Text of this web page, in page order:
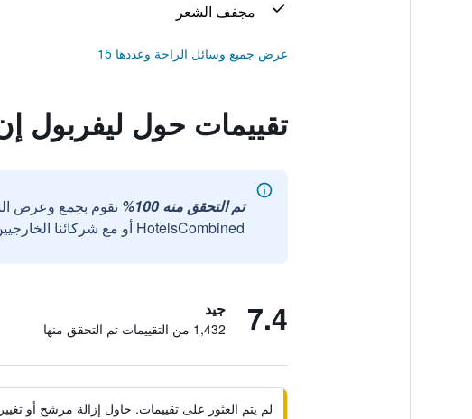
مجفف الشعر
عرض جميع وسائل الراحة وعددها 15
تقييمات حول
تم التحقق منه 100%
نقوم بجمع وعرض
HotelsCombined أو مع شركائنا الخارجيين الموثوقين.
7.4 جيد
1,432 من التقييمات تم التحقق منها
لم يتم العثور على تقييمات. حاول إزالة مرشح أو